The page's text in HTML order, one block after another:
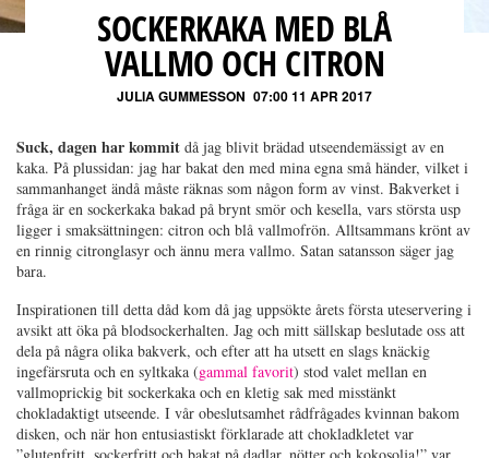
SOCKERKAKA MED BLÅ
VALLMO OCH CITRON
JULIA GUMMESSON 07:00 11 APR 2017
Suck, dagen har kommit då jag blivit brädad utseendemässigt av en
kaka. På plussidan: jag har bakat den med mina egna små händer, vilket i
sammanhanget ändå måste räknas som någon form av vinst. Bakverket i
fråga är en sockerkaka bakad på brynt smör och kesella, vars största usp
ligger i smaksättningen: citron och blå vallmofrön. Alltsammans krönt av
en rinnig citronglasyr och ännu mera vallmo. Satan satansson säger jag
bara.
Inspirationen till detta dåd kom då jag uppsökte årets första uteservering i
avsikt att öka på blodsockerhalten. Jag och mitt sällskap beslutade oss att
dela på några olika bakverk, och efter att ha utsett en slags knäckig
ingefärsruta och en syltkaka (gammal favorit) stod valet mellan en
vallmoprickig bit sockerkaka och en kletig sak med misstänkt
chokladaktigt utseende. I vår obeslutsamhet rådfrågades kvinnan bakom
disken, och när hon entusiastiskt förklarade att chokladkletet var